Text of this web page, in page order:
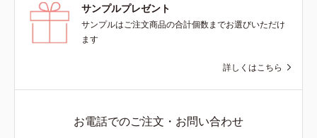
サンプルプレゼント
サンプルはご注文商品の合計個数までお選びいただけ
ます
詳しくはこちら
お電話でのご注文・お問い合わせ